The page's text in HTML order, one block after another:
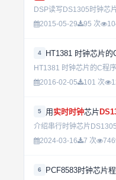
DSP读写DS1305时钟芯
2015-05-29
95 次
4 HT1381 时钟芯片的
HT1381 时钟芯片的C程
2016-02-05
101 次
5 用实时时钟芯片
2024-03-16
7 次
6 PCF8583时钟芯片